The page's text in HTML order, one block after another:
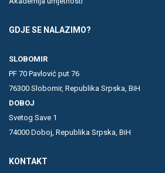
GDJE SE NALAZIMO?
SLOBOMIR
PF 70 Pavlović put 76
76300 Slobomir, Republika Srpska, BiH
DOBOJ
Svetog Save 1
74000 Doboj, Republika Srpska, BiH
KONTAKT